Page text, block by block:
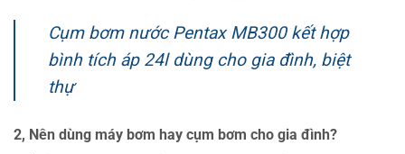
Cụm bơm nước Pentax MB300 kết hợp
bình tích áp 24l dùng cho gia đình, biệt
thự
2, Nên dùng máy bơm hay cụm bơm cho gia đình?